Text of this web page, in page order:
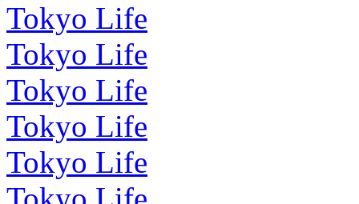
Tokyo Life
Tokyo Life
Tokyo Life
Tokyo Life
Tokyo Life